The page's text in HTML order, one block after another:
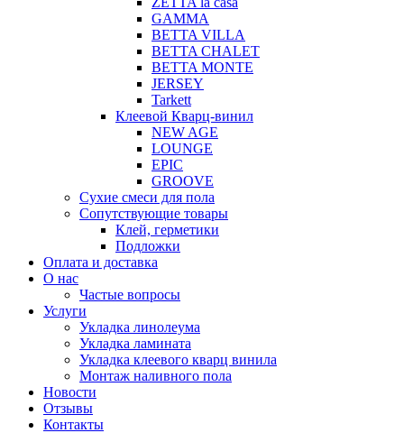
GAMMA
BETTA VILLA
BETTA CHALET
BETTA MONTE
JERSEY
Tarkett
Клеевой Кварц-винил
NEW AGE
LOUNGE
EPIC
GROOVE
Сухие смеси для пола
Сопутствующие товары
Клей, герметики
Подложки
Оплата и доставка
О нас
Частые вопросы
Услуги
Укладка линолеума
Укладка ламината
Укладка клеевого кварц винила
Монтаж наливного пола
Новости
Отзывы
Контакты